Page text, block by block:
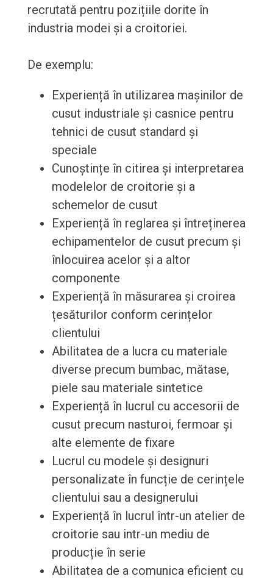
recrutată pentru pozițiile dorite în
industria modei și a croitoriei.
De exemplu:
Experiență în utilizarea mașinilor de
cusut industriale și casnice pentru
tehnici de cusut standard și
speciale
Cunoștințe în citirea și interpretarea
modelelor de croitorie și a
schemelor de cusut
Experiență în reglarea și întreținerea
echipamentelor de cusut precum și
înlocuirea acelor și a altor
componente
Experiență în măsurarea și croirea
țesăturilor conform cerințelor
clientului
Abilitatea de a lucra cu materiale
diverse precum bumbac, mătase,
piele sau materiale sintetice
Experiență în lucrul cu accesorii de
cusut precum nasturoi, fermoar și
alte elemente de fixare
Lucrul cu modele și designuri
personalizate în funcție de cerințele
clientului sau a designerului
Experiență în lucrul într-un atelier de
croitorie sau intr-un mediu de
producție în serie
Abilitatea de a comunica eficient cu